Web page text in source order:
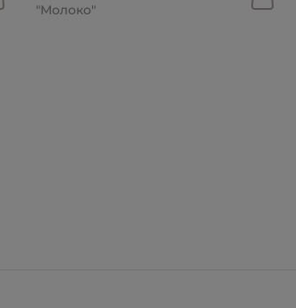
"Молоко"